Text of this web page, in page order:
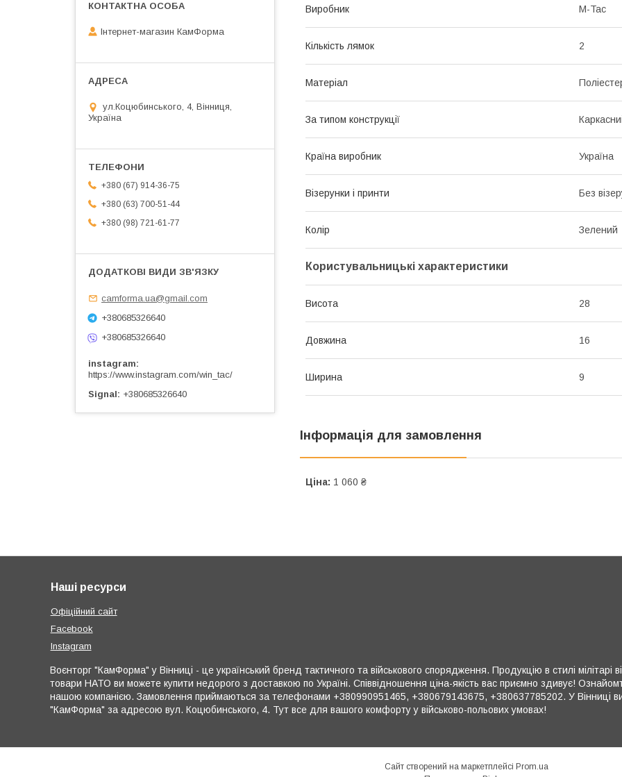
Виробник M-Tac
Кількість лямок 2
Матеріал
За типом конструкції
Країна виробник Україна
Візерунки і принти Без
Колір Зелений
Користувальницькі характеристики
Висота 28
Довжина 16
Ширина 9
Інформація для замовлення
Ціна: 1 060 ₴
Інтернет-магазин КамФорма
ул.Коцюбинського, 4, Вінниця,
Україна
+380 (67) 914-36-75
+380 (63) 700-51-44
+380 (98) 721-61-77
camforma.ua@gmail.com
+380685326640
+380685326640
instagram
https://www.instagram.com/win_tac/
Signal
+380685326640
Наші ресурси
Офіційний сайт
Facebook
Instagram
Воєнторг "КамФорма" у Вінниці - це український бренд тактичного та військового спорядження. Продукцію в стилі мілітарі
товари НАТО ви можете купити недорого з доставкою по Україні. Співвідношення ціна-якість вас приємно здивує!
нашою компанією. Замовлення приймаються за телефонами +380990951465, +380679143675, +380637785202. У Вінниці ви
"КамФорма" за адресою вул. Коцюбинського, 4. Тут все для вашого комфорту у військово-польових умовах!
Сайт створений на маркетплейсі Prom.ua